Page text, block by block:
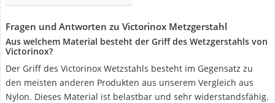
Fragen und Antworten zu Victorinox Metzgerstahl
Aus welchem Material besteht der Griff des Wetzgerstahls von
Victorinox?
Der Griff des Victorinox Wetzstahls besteht im Gegensatz zu
den meisten anderen Produkten aus unserem Vergleich aus
Nylon. Dieses Material ist belastbar und sehr widerstandsfähig.